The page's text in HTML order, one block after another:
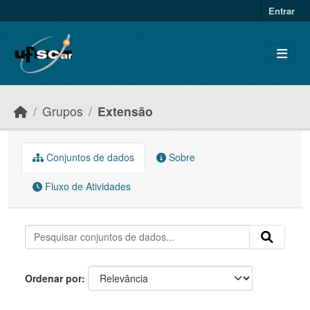
Entrar
Grupos Extensão
Conjuntos de dados Sobre
Fluxo de Atividades
Ordenar por